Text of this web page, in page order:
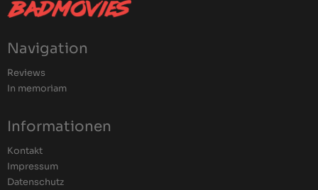
Navigation
Reviews
In memoriam
Informationen
Kontakt
Impressum
Datenschutz